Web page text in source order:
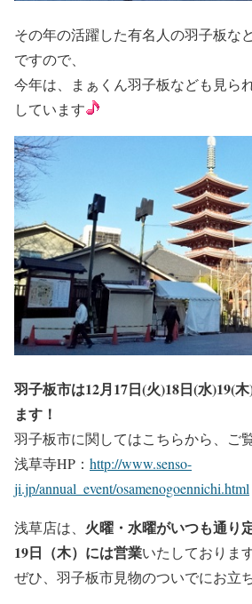
その年の活躍した有名人の羽子板な
ですので、
今年は、まぁくん羽子板なども見ら
しています
羽子板市は12月17日(火)18日(水)19(
ます！
羽子板市に関してはこちらから、ご
浅草寺HP： http://www.senso-
ji.jp/annual_event/osamenogoennichi.html
浅草店は、 火曜・水曜がいつも通り
19日（木）には営業いたしておりま
ぜひ、羽子板市見物のついでにお立